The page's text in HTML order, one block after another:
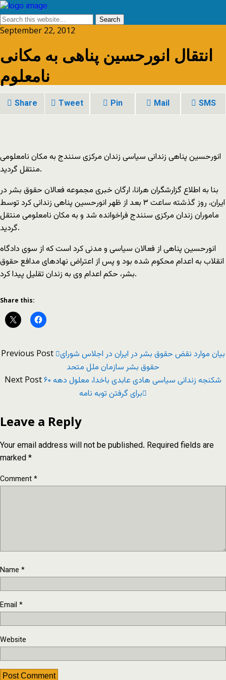
September 22, 2012
انتقال انورحسین پناهی به مکانی
نامعلوم
Share Tweet Pin Mail SMS
انورحسین پناهی زندانی سیاسی زندان مرکزی سنندج به مکان نامعلومی
منتقل گردید.
بنا به اطلاع گزارشگران هرانا، ارگان خبری مجموعه فعالان حقوق بشر در
ایران، روز گذشته ساعت ۳ بعد از ظهر انورحسین پناهی زندانی کرد توسط
ماموران زندان مرکزی سنندج فراخوانده شد و به مکان نامعلومی منتقل
گردید.
انورحسین پناهی از فعالان سیاسی و مدنی کرد است که از سوی دادگاه
انقلاب به اعدام محکوم شده بود و پس از اعتراض‌ نهادهای مدافع حقوق
بشر، حکم اعدام وی به زندان تقلیل پیدا کرد.
Share this:
Previous Post بيان موارد نقض حقوق بشر در ایران در اجلاس شورای
حقوق بشر سازمان ملل متحد
Next Postشکنجه زندانی سیاسی هادی عابدی باخدا، معلول دهه ۶۰
برای گرفتن توبه نامه
Leave a Reply
Your email address will not be published. Required fields are
marked*
Comment*
Name *
Email *
Website